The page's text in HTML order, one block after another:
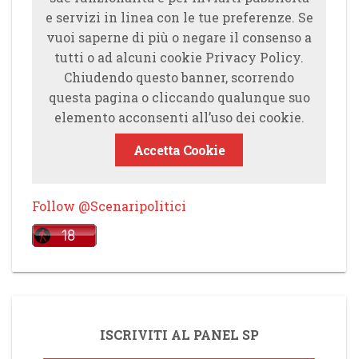
e servizi in linea con le tue preferenze. Se
vuoi saperne di più o negare il consenso a
tutti o ad alcuni cookie Privacy Policy.
Chiudendo questo banner, scorrendo
questa pagina o cliccando qualunque suo
elemento acconsenti all’uso dei cookie.
Accetta Cookie
Follow @Scenaripolitici
ISCRIVITI AL PANEL SP